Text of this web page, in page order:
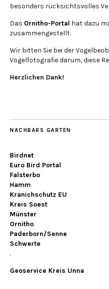
besonders rücksichtsvolles
Das Ornitho-Portal hat dazu
zusammengestellt.
Wir bitten Sie bei der
Vogelfotografie darum, diese
Herzlichen Dank!
NACHBARS GARTEN
Birdnet
Euro Bird Portal
Falsterbo
Hamm
Kranichschutz EU
Kreis Soest
Münster
Ornitho
Paderborn/Senne
Schwerte
.
Geoservice Kreis Unna